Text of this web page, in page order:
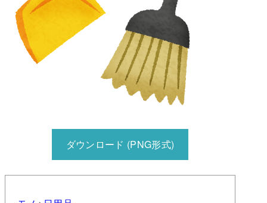
ダウンロード (PNG形式)